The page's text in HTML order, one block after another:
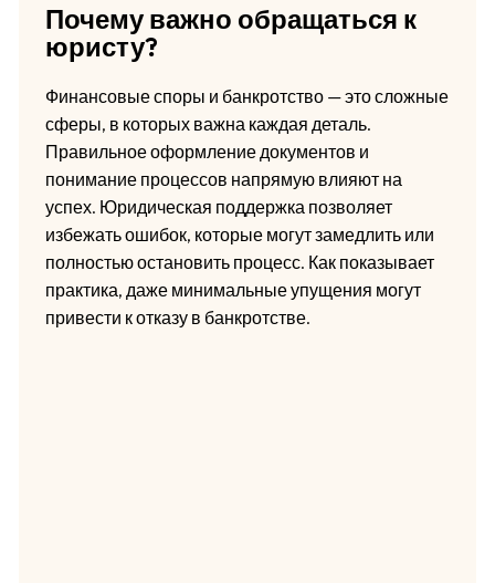
Почему важно обращаться к
юристу?
Финансовые споры и банкротство — это сложные
сферы, в которых важна каждая деталь.
Правильное оформление документов и
понимание процессов напрямую влияют на
успех. Юридическая поддержка позволяет
избежать ошибок, которые могут замедлить или
полностью остановить процесс. Как показывает
практика, даже минимальные упущения могут
привести к отказу в банкротстве.